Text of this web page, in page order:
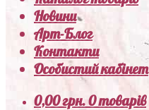
Новини
Арт-Блог
Контакти
Особистий кабінет
0,00грн.0 товарів